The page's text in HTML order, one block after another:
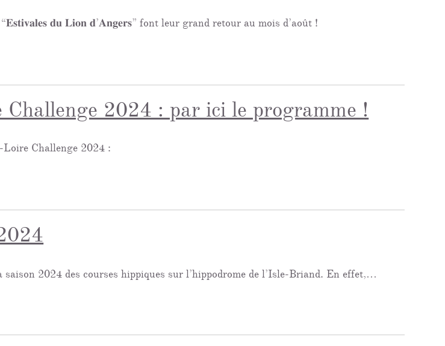
𝐝𝐮 𝐋𝐢𝐨𝐧 𝐝’𝐀𝐧𝐠𝐞𝐫𝐬” font leur grand retour au mois d’août !
2024 : par ici le programme !
Challenge 2024 :
saison 2024 des courses hippiques sur l’hippodrome de l’Isle-Briand. En effet,…